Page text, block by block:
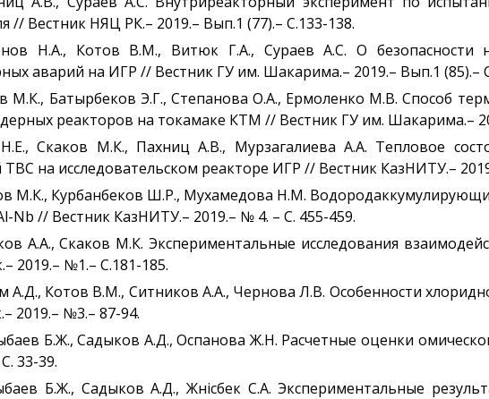
// Вестник НЯЦ РК.– 2019.– Вып.1 (77).– С.133-138.
Н.А., Котов В.М., Витюк Г.А., Сураев А.С. О безопасности
аварий на ИГР // Вестник ГУ им. Шакарима.– 2019.– Вып.1 (85).–
М.К., Батырбеков Э.Г., Степанова О.А., Ермоленко М.В. Способ
реакторов на токамаке КТМ // Вестник ГУ им. Шакарима.–
Скаков М.К., Пахниц А.В., Мурзагалиева А.А. Тепловое
на исследовательском реакторе ИГР // Вестник КазНИТУ.–
М.К., Курбанбеков Ш.Р., Мухамедова Н.М.
Nb // Вестник КазНИТУ.– 2019.– № 4. – С. 455-459.
А.А., Скаков М.К. Экспериментальные исследования
2019.– №1.– С.181-185.
Котов В.М., Ситников А.А., Чернова Л.В. Особенности
2019.– №3.– 87-94.
Б.Ж., Садыков А.Д., Оспанова Ж.Н. Расчетные оценки
33-39.
Б.Ж., Садыков А.Д., Жүнісбек С.А. Экспериментальные